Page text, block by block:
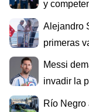
y
Alejandro
primeras
Messi
invadir la
Río